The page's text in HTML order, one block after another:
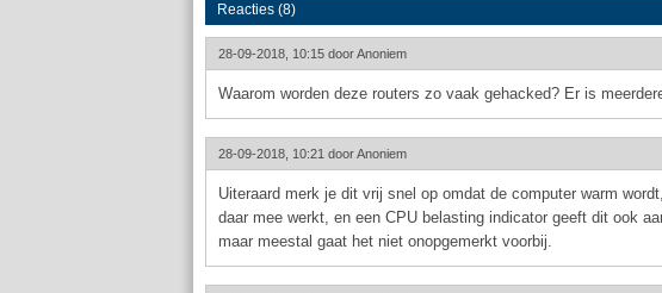
Reacties (8)
28-09-2018, 10:15 doorAnoniem
Waarom worden deze routers zo vaak gehacked? Er is
28-09-2018, 10:21 doorAnoniem
Uiteraard merk je dit vrij snel op omdat de computer warm
daar mee werkt, en een CPU belasting indicator geeft dit ook
maar meestal gaat het niet onopgemerkt voorbij.